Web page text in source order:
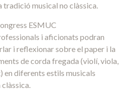
tradició musical no clàssica.
i aficionats podran
i reflexionar sobre el paper i la
de corda fregada (violí, viola,
diferents estils musicals